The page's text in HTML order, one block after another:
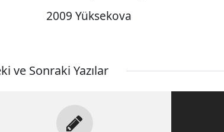
2009 Yüksekova
ve Sonraki Yazılar